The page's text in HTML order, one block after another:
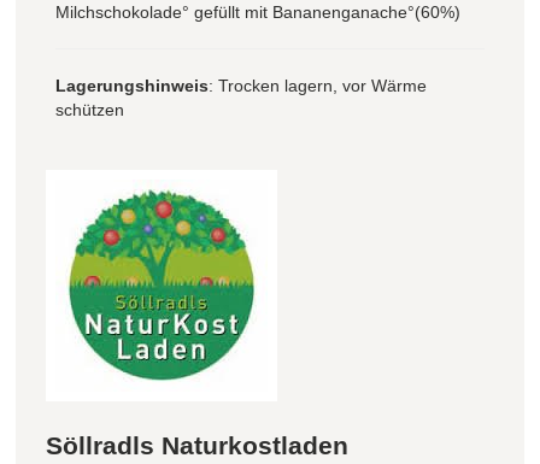
Milchschokolade° gefüllt mit Bananenganache°(60%)
Lagerungshinweis: Trocken lagern, vor Wärme
schützen
Söllradls Naturkostladen